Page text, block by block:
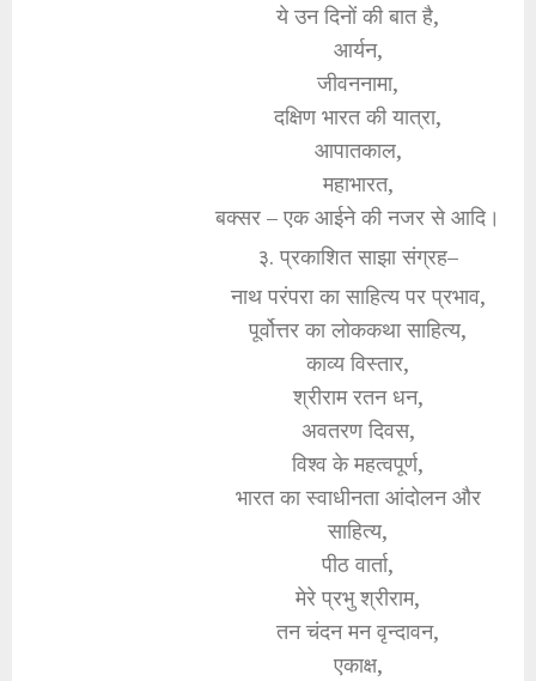
ये उन दिनों की बात है,
आर्यन,
जीवननामा,
दक्षिण भारत की यात्रा,
आपातकाल,
महाभारत,
बक्सर – एक आईने की नजर से आदि।
३. प्रकाशित साझा संग्रह–
नाथ परंपरा का साहित्य पर प्रभाव,
पूर्वोत्तर का लोककथा साहित्य,
काव्य विस्तार,
श्रीराम रतन धन,
अवतरण दिवस,
विश्व के महत्वपूर्ण,
भारत का स्वाधीनता आंदोलन और
साहित्य,
पीठ वार्ता,
मेरे प्रभु श्रीराम,
तन चंदन मन वृन्दावन,
एकाक्ष,